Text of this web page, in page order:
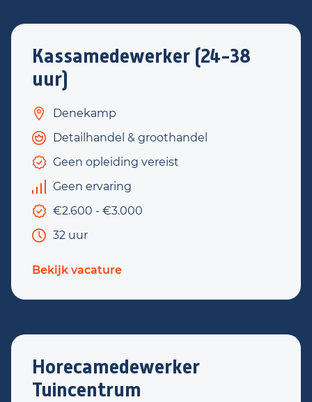
Kassamedewerker (24-38
uur)
Denekamp
Detailhandel & groothandel
Geen opleiding vereist
Geen ervaring
€2.600 - €3.000
32 uur
Bekijk vacature
Horecamedewerker
Tuincentrum